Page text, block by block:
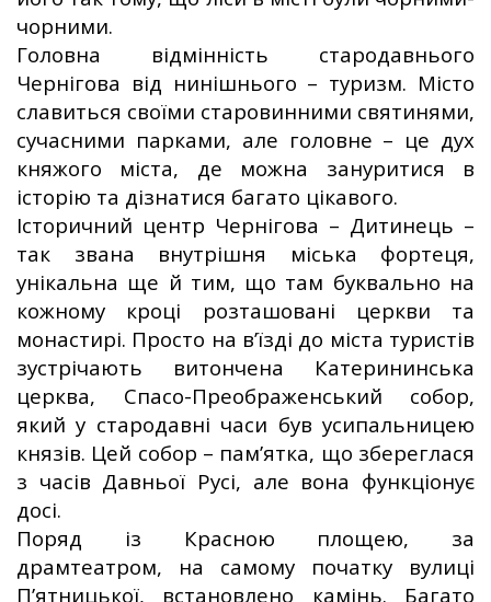
чорними.
Головна відмінність стародавнього
Чернігова від нинішнього – туризм. Місто
славиться своїми старовинними святинями,
сучасними парками, але головне – це дух
княжого міста, де можна зануритися в
історію та дізнатися багато цікавого.
Історичний центр Чернігова – Дитинець –
так звана внутрішня міська фортеця,
унікальна ще й тим, що там буквально на
кожному кроці розташовані церкви та
монастирі. Просто на в’їзді до міста туристів
зустрічають витончена Катерининська
церква, Спасо-Преображенський собор,
який у стародавні часи був усипальницею
князів. Цей собор – пам’ятка, що збереглася
з часів Давньої Русі, але вона функціонує
досі.
Поряд із Красною площею, за
драмтеатром, на самому початку вулиці
П’ятницької, встановлено камінь. Багато